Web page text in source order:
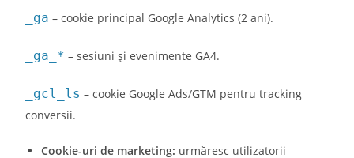
_ga – cookie principal Google Analytics (2 ani).
_ga_* – sesiuni și evenimente GA4.
_gcl_ls – cookie Google Ads/GTM pentru tracking
conversii.
Cookie-uri de marketing: urmăresc utilizatorii